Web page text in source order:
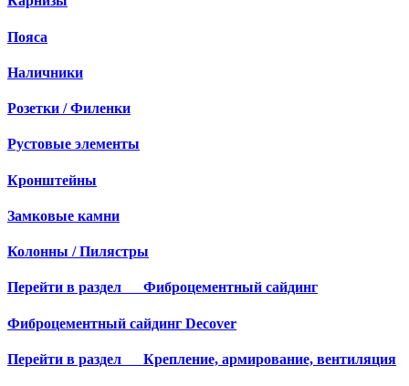
Пояса
Наличники
Розетки / Филенки
Рустовые элементы
Кронштейны
Замковые камни
Колонны / Пилястры
Перейти в раздел Фиброцементный сайдинг
Фиброцементный сайдинг Decover
Перейти в раздел Крепление, армирование, вентиляция